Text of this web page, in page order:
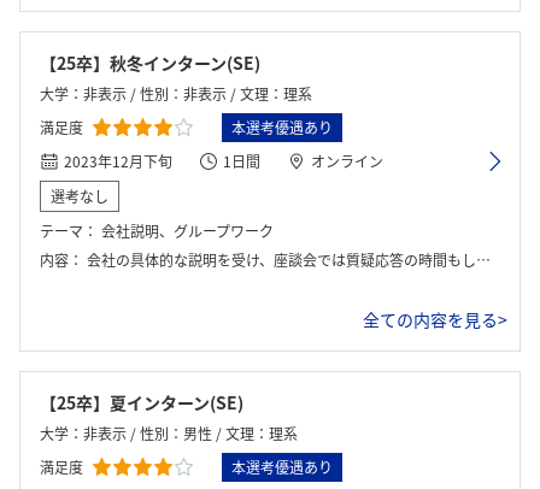
【25卒】秋冬インターン(SE)
大学：非表示 / 性別：非表示 / 文理：理系
満足度
本選考優遇あり
2023年12月下旬
1日間
オンライン
選考なし
テーマ： 会社説明、グループワーク
内容： 会社の具体的な説明を受け、座談会では質疑応答の時間もしっかり取っていただけて会社への理解度がかなり上がった。グループワークでは本日の学び、気づいたこと、参加前とのギャップなどを数人で話し合い、その後グループごとに発表した。新たな学びを得る感じのインターンではなかったので、話すことが見つからず少し困っている人が多かった印象。
全ての内容を見る>
【25卒】夏インターン(SE)
大学：非表示 / 性別：男性 / 文理：理系
満足度
本選考優遇あり